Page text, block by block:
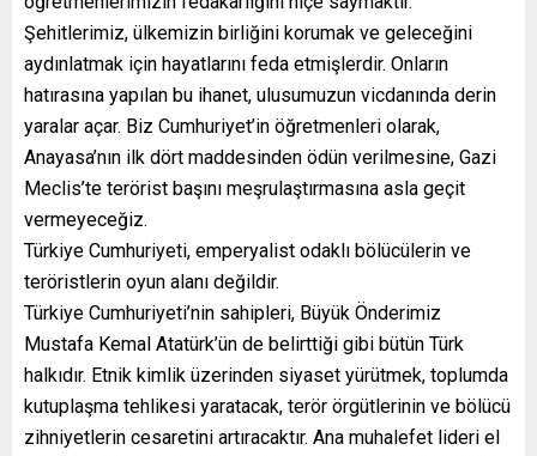
Şehitlerimiz, ülkemizin birliğini korumak ve geleceğini
aydınlatmak için hayatlarını feda etmişlerdir. Onların
hatırasına yapılan bu ihanet, ulusumuzun vicdanında derin
yaralar açar. Biz Cumhuriyet’in öğretmenleri olarak,
Anayasa’nın ilk dört maddesinden ödün verilmesine, Gazi
Meclis’te terörist başını meşrulaştırmasına asla geçit
vermeyeceğiz.
Türkiye Cumhuriyeti, emperyalist odaklı bölücülerin ve
teröristlerin oyun alanı değildir.
Türkiye Cumhuriyeti’nin sahipleri, Büyük Önderimiz
Mustafa Kemal Atatürk’ün de belirttiği gibi bütün Türk
halkıdır. Etnik kimlik üzerinden siyaset yürütmek, toplumda
kutuplaşma tehlikesi yaratacak, terör örgütlerinin ve bölücü
zihniyetlerin cesaretini artıracaktır. Ana muhalefet lideri el